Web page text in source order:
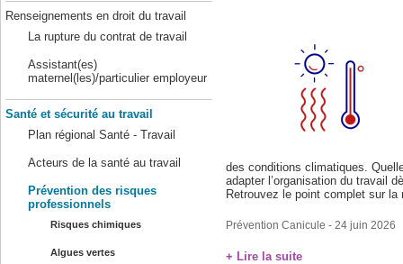
Renseignements en droit du travail
La rupture du contrat de travail
Assistant(es)
maternel(les)/particulier employeur
Santé et sécurité au travail
Plan régional Santé - Travail
Acteurs de la santé au travail
Prévention des risques
professionnels
Risques chimiques
Algues vertes
des conditions climatiques.
adapter l’organisation du travail
Retrouvez le point complet sur la
Prévention Canicule - 24 juin 2026
+ Lire la suite